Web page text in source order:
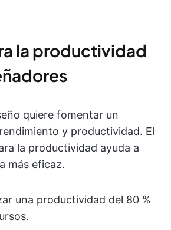
la productividad
quiere fomentar un
y productividad. El
la productividad ayuda a
más eficaz.
una productividad del 80 %